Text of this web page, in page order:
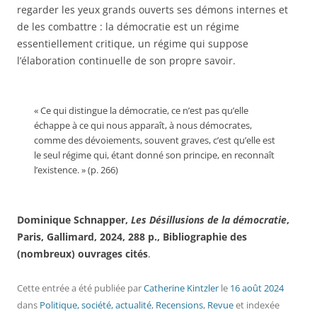
regarder les yeux grands ouverts ses démons internes et
de les combattre : la démocratie est un régime
essentiellement critique, un régime qui suppose
l’élaboration continuelle de son propre savoir.
« Ce qui distingue la démocratie, ce n’est pas qu’elle
échappe à ce qui nous apparaît, à nous démocrates,
comme des dévoiements, souvent graves, c’est qu’elle est
le seul régime qui, étant donné son principe, en reconnaît
l’existence. » (p. 266)
Dominique Schnapper, Les Désillusions de la démocratie,
Paris, Gallimard, 2024, 288 p., Bibliographie des
(nombreux) ouvrages cités.
Cette entrée a été publiée parCatherine Kintzler le 16 août 2024
dans Politique, société, actualité, Recensions, Revueet indexée